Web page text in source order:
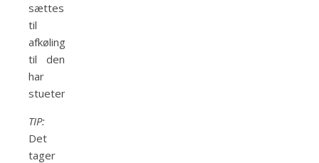
sættes
til
afkøling
til den
har
stuetemperatur.
TIP:
Det
tager